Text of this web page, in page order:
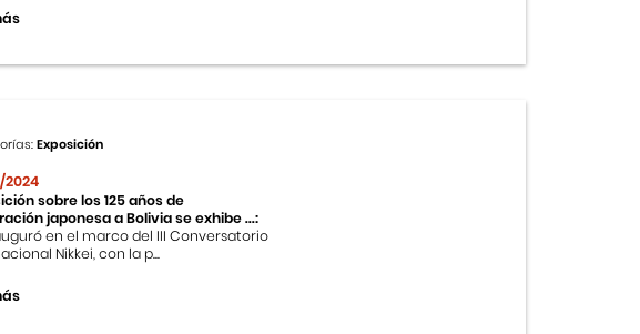
Exposición
2024
sobre los 125 años de
japonesa a Bolivia se exhibe ...:
en el marco del III Conversatorio
Nikkei, con la p...